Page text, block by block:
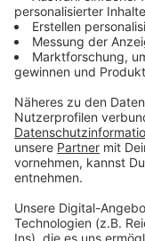
Die Gamescom
Da gibt es dann
Night Live. Die
Geoff Keighley
eine
Spieletrailern und
schon und war
weitere Streams
Events wie eben
Games Show, eine
amerikanischen